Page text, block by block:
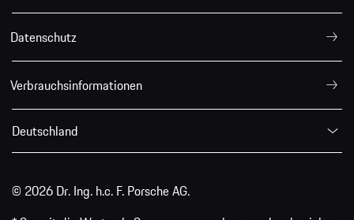
Datenschutz
Verbrauchsinformationen
Deutschland
© 2026 Dr. Ing. h.c. F. Porsche AG.